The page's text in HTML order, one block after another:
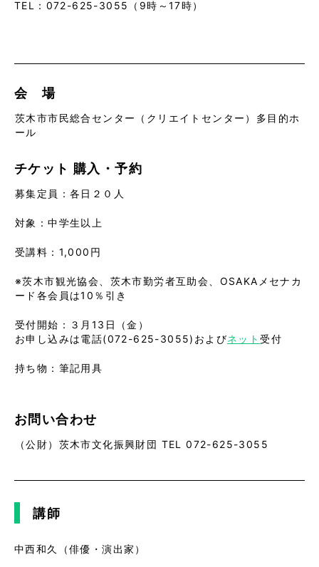
TEL：072-625-3055（9時～17時）
会 場
茨木市市民総合センター（クリエイトセンター）多目的ホ
ール
チケット 購入・予約
募集定員：各日２０人
対象：中学生以上
受講料：1,000円
※茨木市観光協会、茨木市勤労者互助会、OSAKAメセナカ
ード各会員は10％引き
受付開始：３月13日（金）
お申し込みは電話(072-625-3055)およびネット受付
持ち物：筆記用具
お問い合わせ
（公財）茨木市文化振興財団 TEL 072-625-3055
講師
中西和久（俳優・演出家）